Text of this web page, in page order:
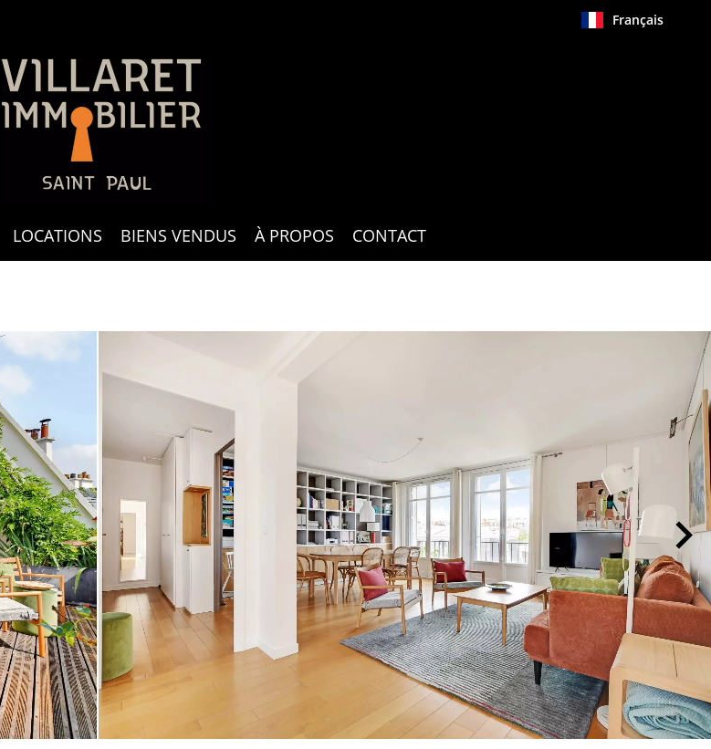
Français
LOCATIONS BIENS VENDUS À PROPOS CONTACT